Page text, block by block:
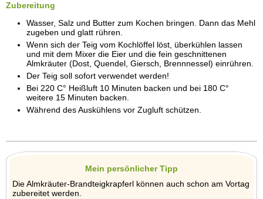
Zubereitung
Wasser, Salz und Butter zum Kochen bringen. Dann das Mehl
zugeben und glatt rühren.
Wenn sich der Teig vom Kochlöffel löst, überkühlen lassen
und mit dem Mixer die Eier und die fein geschnittenen
Almkräuter (Dost, Quendel, Giersch, Brennnessel) einrühren.
Der Teig soll sofort verwendet werden!
Bei 220 C° Heißluft 10 Minuten backen und bei 180 C°
weitere 15 Minuten backen.
Während des Auskühlens vor Zugluft schützen.
Mein persönlicher Tipp
Die Almkräuter-Brandteigkrapferl können auch schon am Vortag
zubereitet werden.